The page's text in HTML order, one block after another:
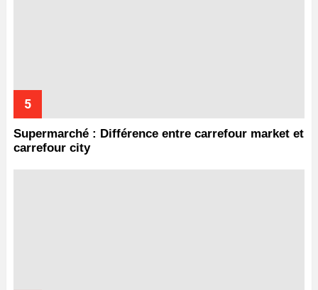
Supermarché : Différence entre carrefour market et
carrefour city